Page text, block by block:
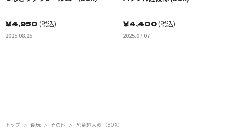
￥4,950(税込)
2025.08.25
￥4,400(税込)
2025.07.07
トップ ＞ 食玩 ＞ その他 ＞ 恐竜超大戦 （BOX）